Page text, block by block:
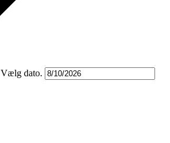
Vælg dato.